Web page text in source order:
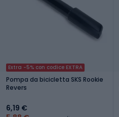
Extra -5% con codice EXTRA
Pompa da bicicletta SKS Rookie
Revers
6,19 €